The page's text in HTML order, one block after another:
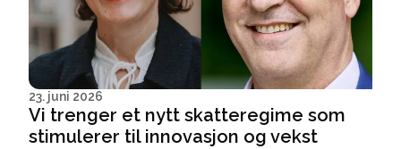
23. juni 2026
Vi trenger et nytt skatteregime som
stimulerer til innovasjon og vekst